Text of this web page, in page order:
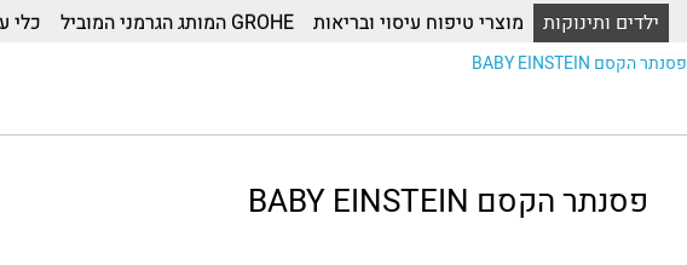
ילדים ותינוקות
מוצרי טיפוח עיסוי ובריאות GROHE המותג הגרמני המוביל כלי
פסנתר הקסם BABY EINSTEIN
פסנתר הקסם BABY EINSTEIN